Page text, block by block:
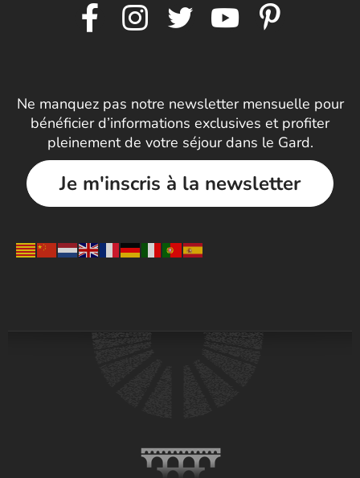
Ne manquez pas notre newsletter mensuelle pour
bénéficier d’informations exclusives et profiter
pleinement de votre séjour dans le Gard.
Je m'inscris à la newsletter